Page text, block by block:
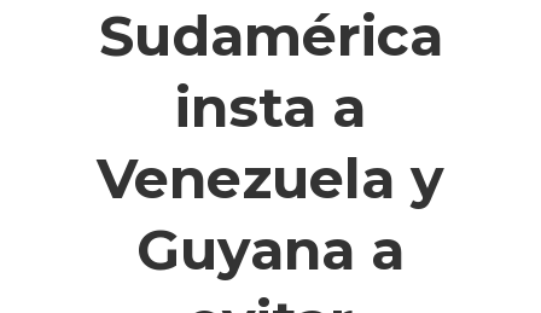
Sudamérica
insta a
Venezuela y
Guyana a